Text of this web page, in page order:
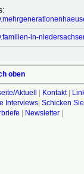
in-
oben
Aktuell | Kontakt|
Interviews| Schicken
| Newsletter|